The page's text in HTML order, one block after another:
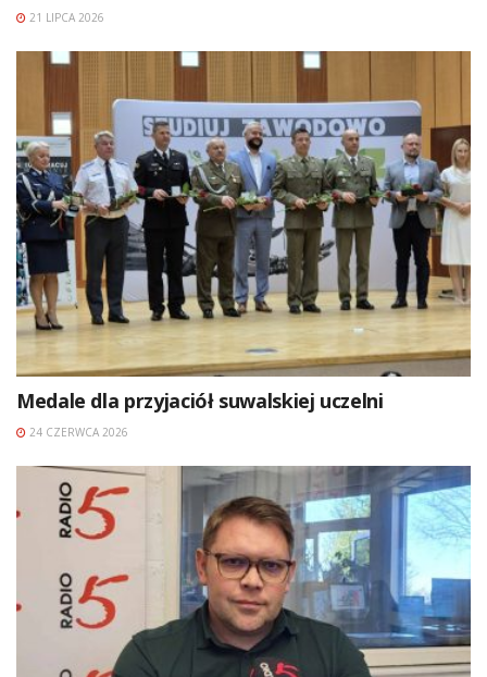
21 LIPCA 2026
Medale dla przyjaciół suwalskiej uczelni
24 CZERWCA 2026